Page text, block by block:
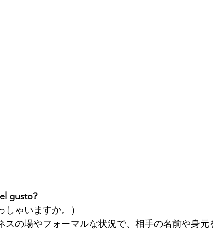
gusto?
ゃいますか。）
スの場やフォーマルな状況で、相手の名前や身元